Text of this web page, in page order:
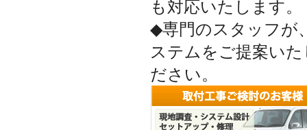
も対応いたします。
◆専門のスタッフが
ステムをご提案い
ださい。